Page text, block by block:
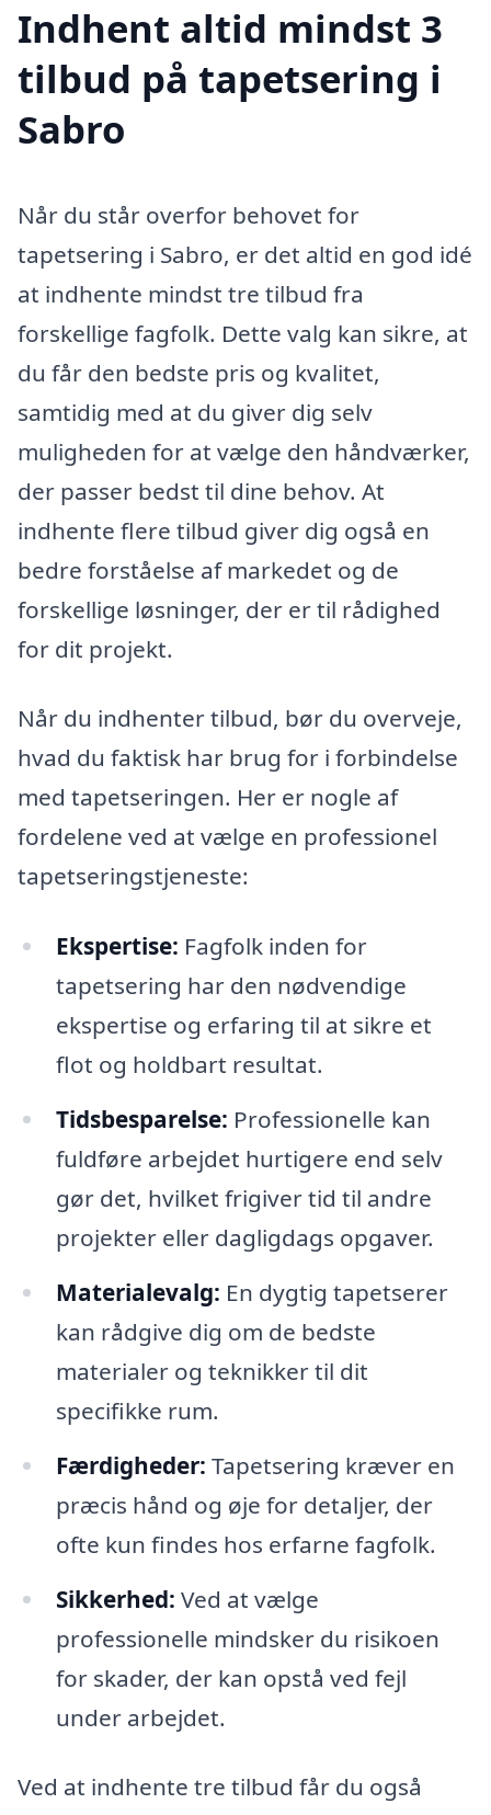
Indhent altid mindst 3
tilbud på tapetsering i
Sabro
Når du står overfor behovet for
tapetsering i Sabro, er det altid en god idé
at indhente mindst tre tilbud fra
forskellige fagfolk. Dette valg kan sikre, at
du får den bedste pris og kvalitet,
samtidig med at du giver dig selv
muligheden for at vælge den håndværker,
der passer bedst til dine behov. At
indhente flere tilbud giver dig også en
bedre forståelse af markedet og de
forskellige løsninger, der er til rådighed
for dit projekt.
Når du indhenter tilbud, bør du overveje,
hvad du faktisk har brug for i forbindelse
med tapetseringen. Her er nogle af
fordelene ved at vælge en professionel
tapetseringstjeneste:
Ekspertise: Fagfolk inden for
tapetsering har den nødvendige
ekspertise og erfaring til at sikre et
flot og holdbart resultat.
Tidsbesparelse: Professionelle kan
fuldføre arbejdet hurtigere end selv
gør det, hvilket frigiver tid til andre
projekter eller dagligdags opgaver.
Materialevalg: En dygtig tapetserer
kan rådgive dig om de bedste
materialer og teknikker til dit
specifikke rum.
Færdigheder: Tapetsering kræver en
præcis hånd og øje for detaljer, der
ofte kun findes hos erfarne fagfolk.
Sikkerhed: Ved at vælge
professionelle mindsker du risikoen
for skader, der kan opstå ved fejl
under arbejdet.
Ved at indhente tre tilbud får du også